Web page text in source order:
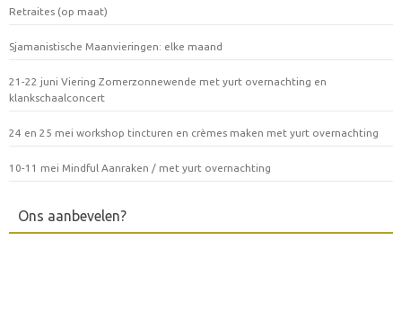
Retraites (op maat)
Sjamanistische Maanvieringen: elke maand
21-22 juni Viering Zomerzonnewende met yurt overnachting en
klankschaalconcert
24 en 25 mei workshop tincturen en crèmes maken met yurt overnachting
10-11 mei Mindful Aanraken / met yurt overnachting
Ons aanbevelen?